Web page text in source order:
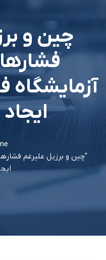
چین و
"چین و برزیل علیرغم